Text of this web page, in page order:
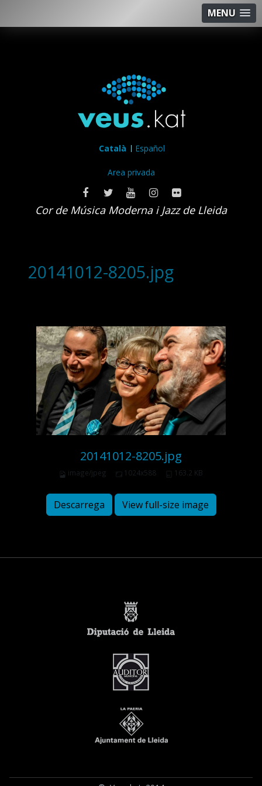
MENU
Català Español
Area privada
Cor de Música Moderna i Jazz de Lleida
20141012-8205.jpg
20141012-8205.jpg
image/jpeg 1024x588 163.2 KB
Descarrega View full-size image